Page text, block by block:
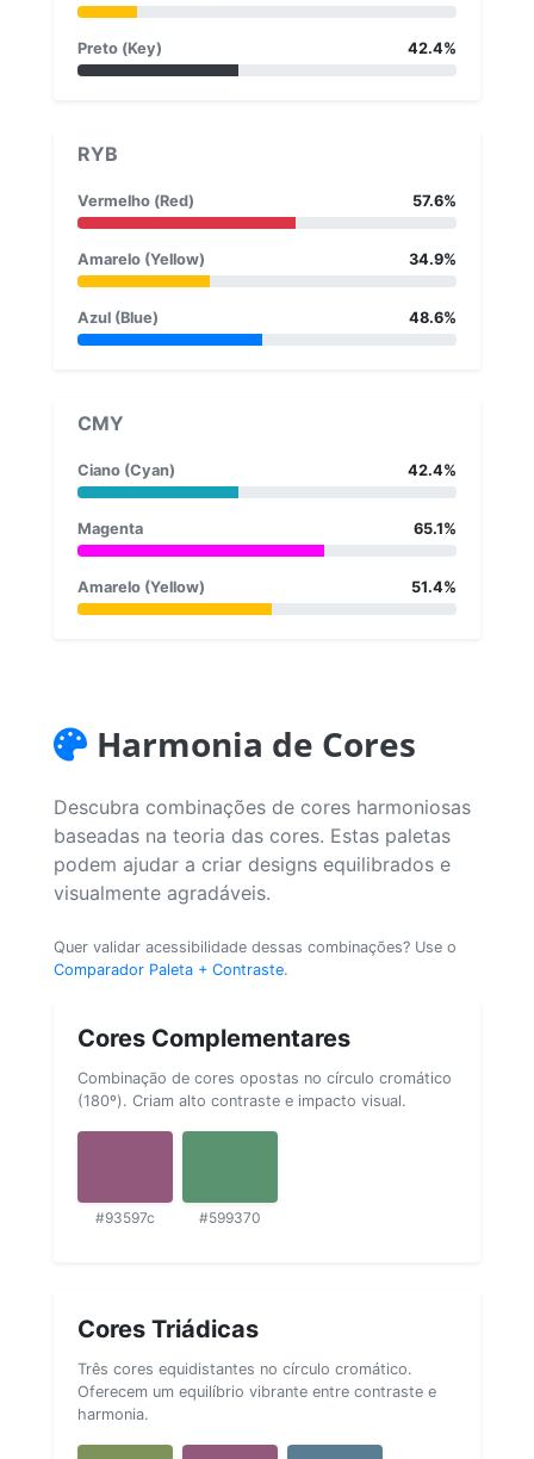
Preto (Key) 42.4%
RYB
Vermelho (Red) 57.6%
Amarelo (Yellow) 34.9%
Azul (Blue) 48.6%
CMY
Ciano (Cyan) 42.4%
Magenta 65.1%
Amarelo (Yellow) 51.4%
Harmonia de Cores
Descubra combinações de cores harmoniosas
baseadas na teoria das cores. Estas paletas
podem ajudar a criar designs equilibrados e
visualmente agradáveis.
Quer validar acessibilidade dessas combinações? Use o
Comparador Paleta + Contraste.
Cores Complementares
Combinação de cores opostas no círculo cromático
(180º). Criam alto contraste e impacto visual.
#93597c #599370
Cores Triádicas
Três cores equidistantes no círculo cromático.
Oferecem um equilíbrio vibrante entre contraste e
harmonia.